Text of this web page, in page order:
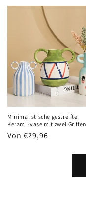
Minimalistische gestreifte
Keramikvase mit zwei Griffen
Normaler
Von €29,96